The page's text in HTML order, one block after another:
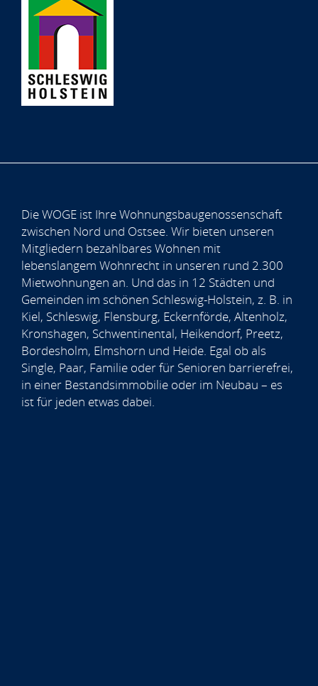
Die WOGE ist Ihre Wohnungsbaugenossenschaft
zwischen Nord und Ostsee. Wir bieten unseren
Mitgliedern bezahlbares Wohnen mit
lebenslangem Wohnrecht in unseren rund 2.300
Mietwohnungen an. Und das in 12 Städten und
Gemeinden im schönen Schleswig-Holstein, z. B. in
Kiel, Schleswig, Flensburg, Eckernförde, Altenholz,
Kronshagen, Schwentinental, Heikendorf, Preetz,
Bordesholm, Elmshorn und Heide. Egal ob als
Single, Paar, Familie oder für Senioren barrierefrei,
in einer Bestandsimmobilie oder im Neubau – es
ist für jeden etwas dabei.